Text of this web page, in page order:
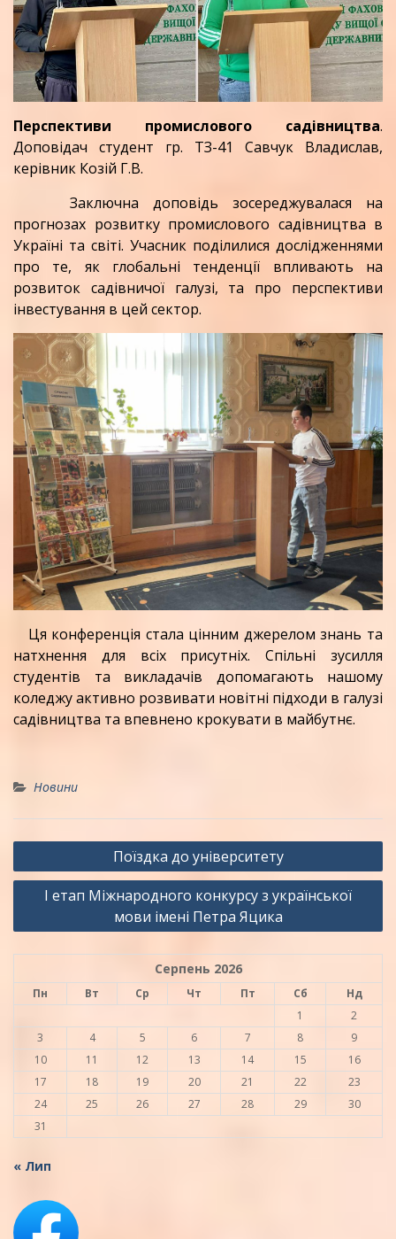
Перспективи промислового садівництва.
Доповідач студент гр. ТЗ-41 Савчук Владислав,
керівник Козій Г.В.
Заключна доповідь зосереджувалася на
прогнозах розвитку промислового садівництва в
Україні та світі. Учасник поділилися дослідженнями
про те, як глобальні тенденції впливають на
розвиток садівничої галузі, та про перспективи
інвестування в цей сектор.
Ця конференція стала цінним джерелом знань та
натхнення для всіх присутніх. Спільні зусилля
студентів та викладачів допомагають нашому
коледжу активно розвивати новітні підходи в галузі
садівництва та впевнено крокувати в майбутнє.
Новини
Навігація
записів
Поїздка до університету
І етап Міжнародного конкурсу з української
мови імені Петра Яцика
Серпень 2026
Пн Вт Ср Чт Пт Сб
Нд
1
2
3
4 5 6 7 8
9
10
11 12 13 14 15
16
17
18 19 20 21 22
23
24
25 26 27 28 29
30
31
« Лип